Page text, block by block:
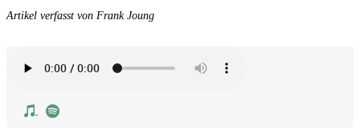
Artikel verfasst von Frank Joung